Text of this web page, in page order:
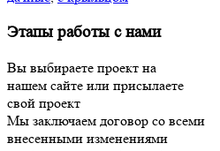
Этапы работы с нами
Вы выбираете проект на
нашем сайте или присылаете
свой проект
Мы заключаем договор со всеми
внесенными изменениями